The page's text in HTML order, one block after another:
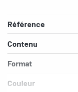
Référence
Contenu
Format
Couleur